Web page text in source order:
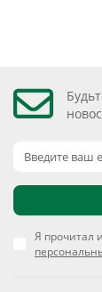
Я прочитал